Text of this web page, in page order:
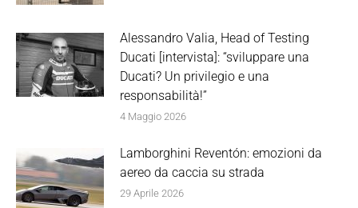
Alessandro Valia, Head of Testing
Ducati [intervista]: “sviluppare una
Ducati? Un privilegio e una
responsabilità!”
4 Maggio 2026
Lamborghini Reventón: emozioni da
aereo da caccia su strada
29 Aprile 2026